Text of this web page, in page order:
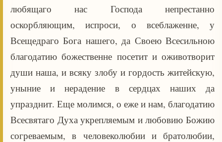
любящаго нас Господа непрестанно
оскорбляющим, испроси, о всеблаженне, у
Всещедраго Бога нашего, да Своею Всесильною
благодатию божественне посетит и оживотворит
души наша, и всяку злобу и гордость житейскую,
уныние и нерадение в сердцах наших да
упразднит. Еще молимся, о еже и нам, благодатию
Всесвятаго Духа укрепляемым и любовию Божию
согреваемым, в человеколюбии и братолюбии,